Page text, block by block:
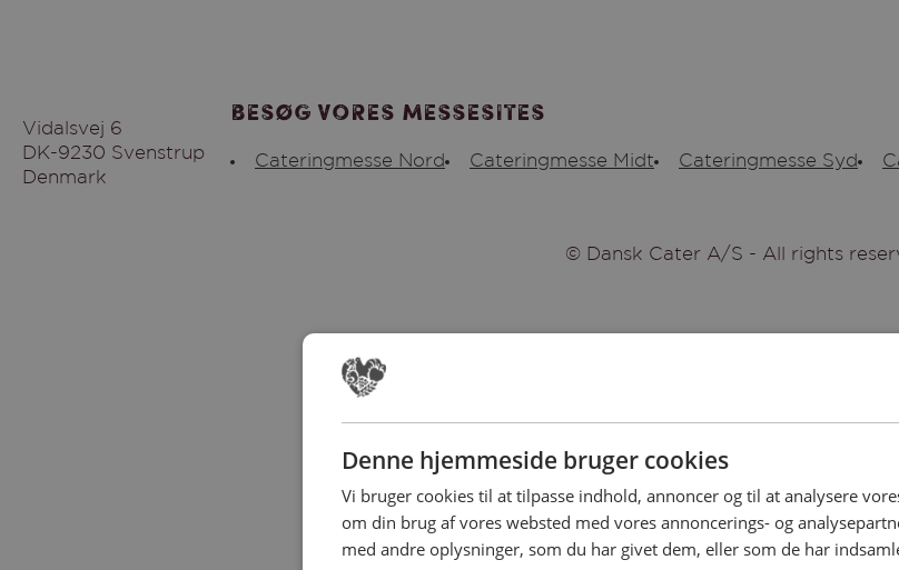
Vidalsvej 6
DK-9230 Svenstrup
Denmark
Besøg vores messesites
Cateringmesse Nord Cateringmesse Midt Cateringmesse Syd
© Dansk Cater A/S - All rights
Denne hjemmeside bruger cookies
Vi bruger cookies til at tilpasse indhold, annoncer og til at analysere
om din brug af vores websted med vores annoncerings- og
med andre oplysninger, som du har givet dem, eller som de har